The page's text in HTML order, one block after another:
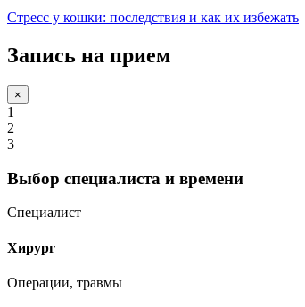
Стресс у кошки: последствия и как их избежать
Запись на прием
×
1
2
3
Выбор специалиста и времени
Специалист
Хирург
Операции, травмы